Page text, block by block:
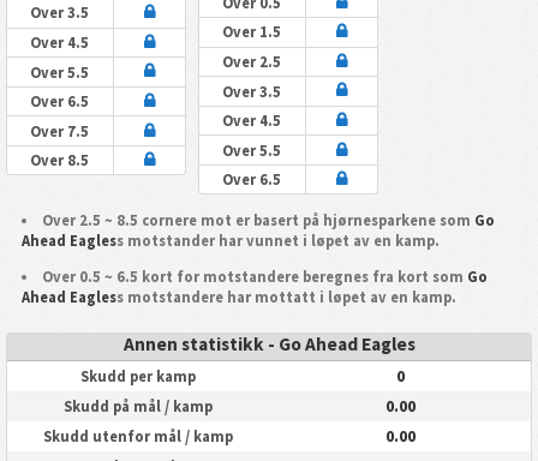
Over 3.5
Over 4.5
Over 5.5
Over 6.5
Over 7.5
Over 8.5
Over 1.5
Over 2.5
Over 3.5
Over 4.5
Over 5.5
Over 6.5
Over 2.5 ~ 8.5 cornere mot er basert på hjørnesparkene som Go
Ahead Eagless motstander har vunnet i løpet av en kamp.
Over 0.5 ~ 6.5 kort for motstandere beregnes fra kort som Go
Ahead Eagless motstandere har mottatt i løpet av en kamp.
Annen statistikk - Go Ahead Eagles
Skudd per kamp 0
Skudd på mål / kamp 0.00
Skudd utenfor mål / kamp 0.00